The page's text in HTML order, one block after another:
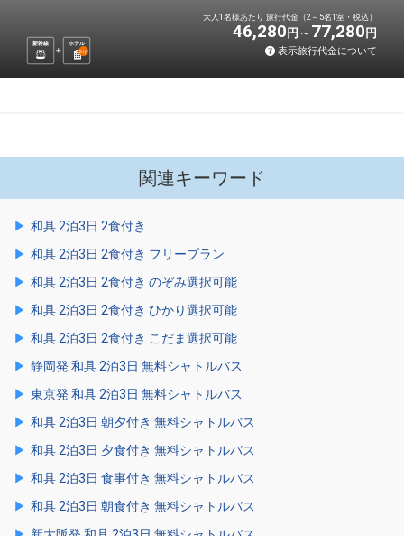
新幹線
ホテル
2泊
大人1名様あたり 旅行代金（2～5名1室・税込）
46,280 円 77,280 円
表示旅行代金について
関連キーワード
和具 2泊3日 2食付き
和具 2泊3日 2食付き フリープラン
和具 2泊3日 2食付き のぞみ選択可能
和具 2泊3日 2食付き ひかり選択可能
和具 2泊3日 2食付き こだま選択可能
静岡発 和具 2泊3日 無料シャトルバス
東京発 和具 2泊3日 無料シャトルバス
和具 2泊3日 朝夕付き 無料シャトルバス
和具 2泊3日 夕食付き 無料シャトルバス
和具 2泊3日 食事付き 無料シャトルバス
和具 2泊3日 朝食付き 無料シャトルバス